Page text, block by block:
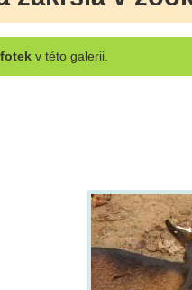
v této galerii.